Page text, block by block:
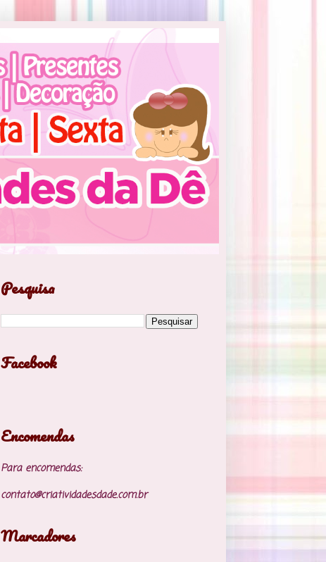
Pesquisa
Facebook
Encomendas
Para encomendas:
contato@criatividadesdade.com.br
Marcadores